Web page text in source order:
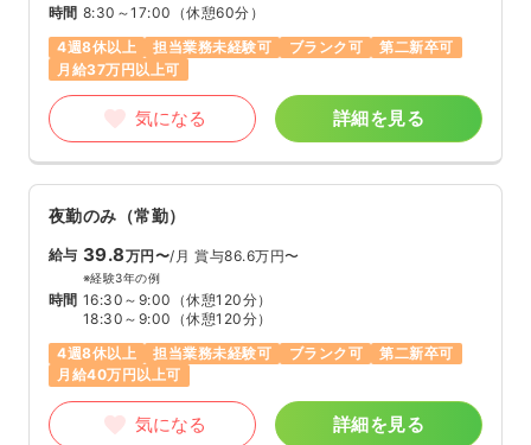
時間 8:30～17:00 （休憩60分）
4週8休以上
担当業務未経験可 ブランク可
第二新卒可
月給37万円以上可
気になる 詳細を見る
夜勤のみ（常勤）
給与 39.8万円〜/月 賞与86.6万円〜
※経験3年の例
時間 16:30～9:00 （休憩120分）
18:30～9:00 （休憩120分）
4週8休以上
担当業務未経験可 ブランク可
第二新卒可
月給40万円以上可
気になる 詳細を見る